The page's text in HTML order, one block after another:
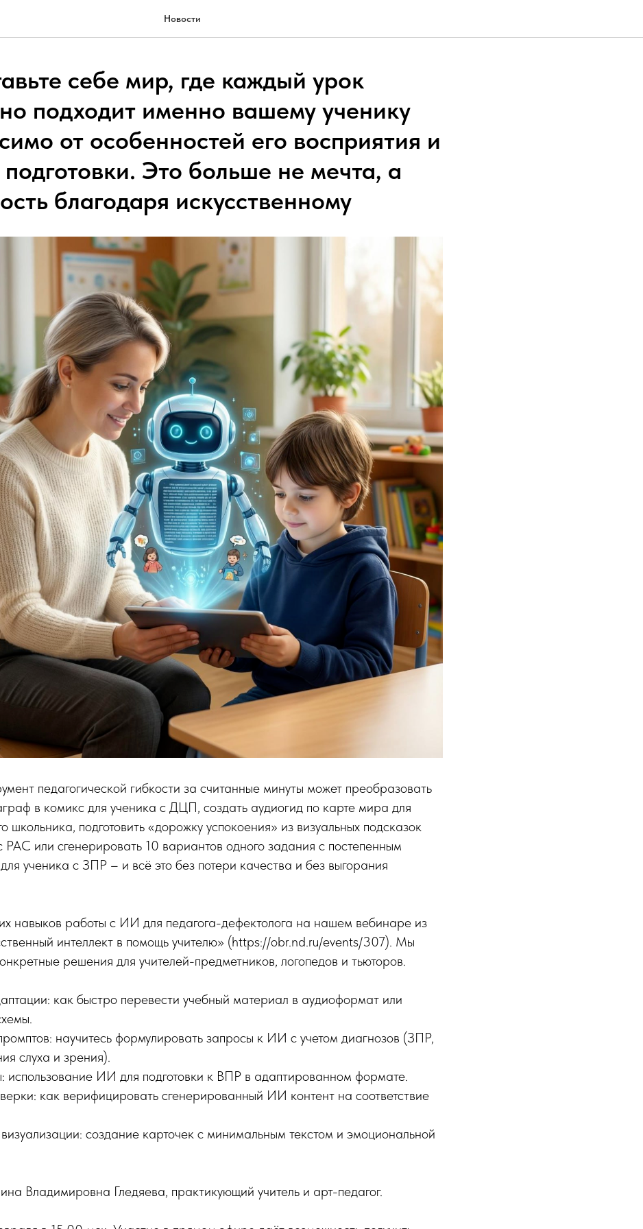
Новости
себе мир, где каждый урок
подходит именно вашему ученику
от особенностей его восприятия и
Это больше не мечта, а
благодаря искусственному
педагогической гибкости за считанные минуты может преобразовать
в комикс для ученика с ДЦП, создать аудиогид по карте мира для
школьника, подготовить «дорожку успокоения» из визуальных подсказок
РАС или сгенерировать 10 вариантов одного задания с постепенным
ученика с ЗПР – и всё это без потери качества и без выгорания
навыков работы с ИИ для педагога-дефектолога на нашем вебинаре из
интеллект в помощь учителю» (https://obr.nd.ru/events/307). Мы
решения для учителей-предметников, логопедов и тьюторов.
как быстро перевести учебный материал в аудиоформат или
научитесь формулировать запросы к ИИ с учетом диагнозов (ЗПР,
слуха и зрения).
использование ИИ для подготовки к ВПР в адаптированном формате.
как верифицировать сгенерированный ИИ контент на соответствие
создание карточек с минимальным текстом и эмоциональной
Владимировна Гледяева, практикующий учитель и арт-педагог.